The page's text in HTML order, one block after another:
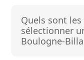
Quels sont
sélectionner
Boulogne-